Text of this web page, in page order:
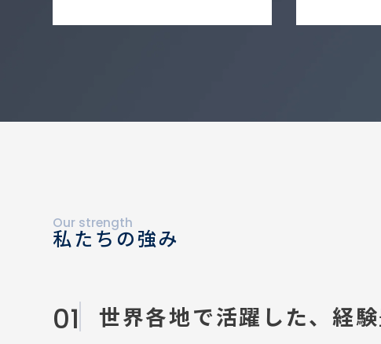
Our strength
私たちの強み
01 世界各地で活躍した、経